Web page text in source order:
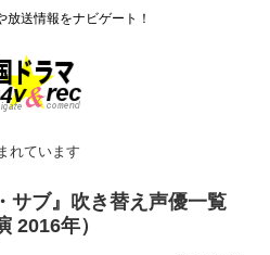
放送情報をナビゲート！
れています
サブ』吹き替え声優一覧
2016年）